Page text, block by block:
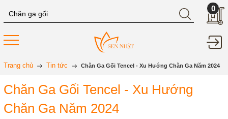
0
Trang chủ Tin tức Chăn Ga Gối Tencel - Xu Hướng Chăn Ga Năm 2024
Chăn Ga Gối Tencel - Xu Hướng
Chăn Ga Năm 2024